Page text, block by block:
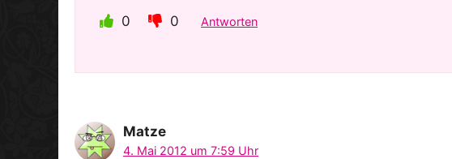
0 0 Antworten
Matze
4. Mai 2012 um 7:59 Uhr